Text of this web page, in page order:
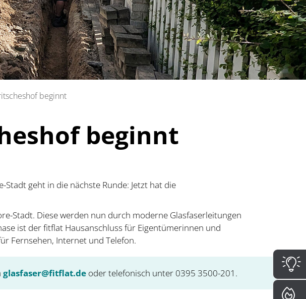
beginnt
beginnt
geht in die nächste Runde: Jetzt hat die
Stadt. Diese werden nun durch moderne Glasfaserleitungen
ist der fitflat Hausanschluss für Eigentümerinnen und
Fernsehen, Internet und Telefon.
glasfaser@fitflat.deoder telefonisch unter 0395 3500-201.